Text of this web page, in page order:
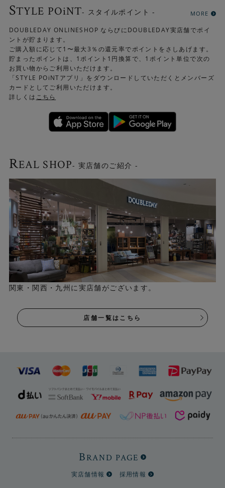
STYLE POiNT- スタイルポイント - MORE
DOUBLEDAY ONLINESHOP ならびにDOUBLEDAY実店舗でポイ
ントが貯まります。
ご購入額に応じて1〜最大3％の還元率でポイントをさしあげます。
貯まったポイントは、1ポイント1円換算で、1ポイント単位で次の
お買い物からご利用いただけます。
「STYLE POiNTアプリ」をダウンロードしていただくとメンバーズ
カードとしてご利用いただけます。
詳しくは こちら
REAL SHOP- 実店舗のご紹介 -
関東・関西・九州に実店舗がございます。
店舗一覧はこちら
BRAND PAGE
実店舗情報 採用情報